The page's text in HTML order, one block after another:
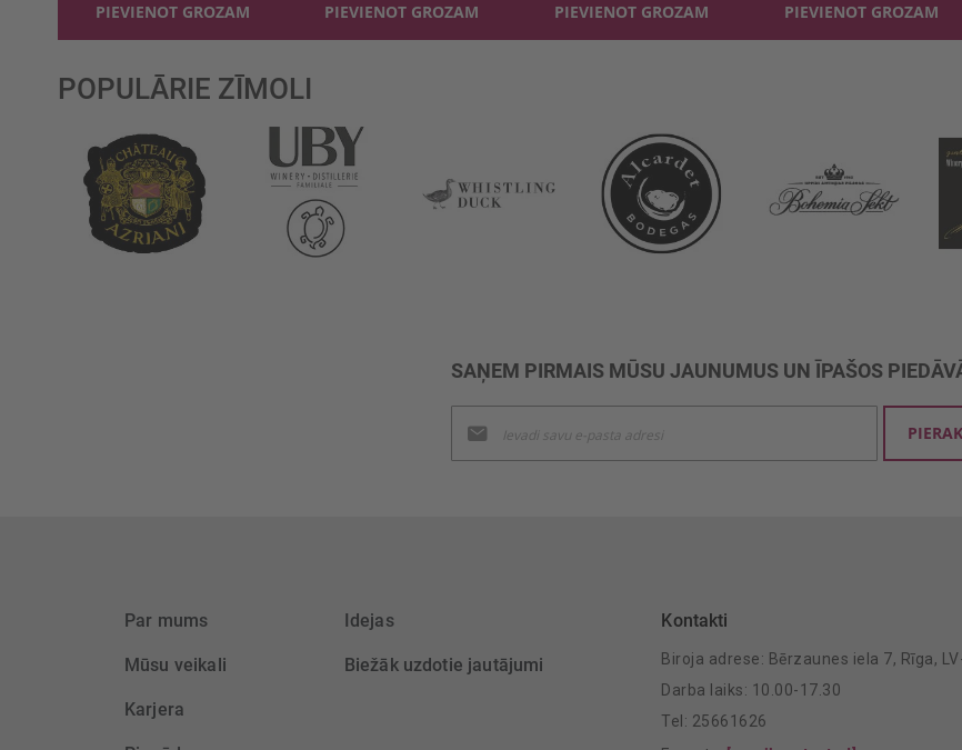
PIEVIENOT GROZAM PIEVIENOT GROZAM PIEVIENOT GROZAM PIEVIENOT GROZAM
POPULĀRIE ZĪMOLI
SAŅEM PIRMAIS MŪSU JAUNUMUS UN ĪPAŠOS
jaunumu
saņemšanai:
Par mums
Mūsu veikali
Karjera
Idejas
Biežāk uzdotie jautājumi
Kontakti
Biroja adrese: Bērzaunes iela 7, Rīga,
Darba laiks: 10.00-17.30
Tel: 25661626